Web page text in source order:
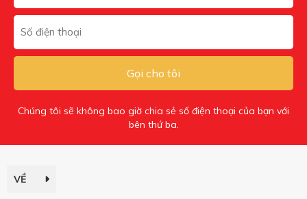
Gọi cho tôi
Chúng tôi sẽ không bao giờ chia sẻ số điện thoại của bạn với
bên thứ ba.
VỀ